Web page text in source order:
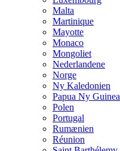
Malta
Martinique
Mayotte
Monaco
Mongoliet
Nederlandene
Norge
Ny Kaledonien
Papua Ny Guinea
Polen
Portugal
Rumænien
Réunion